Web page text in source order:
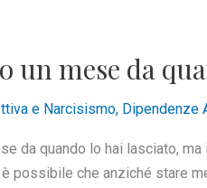
un mese da
e Narcisismo, Dipendenze
da quando lo hai lasciato,
possibile che anziché stare